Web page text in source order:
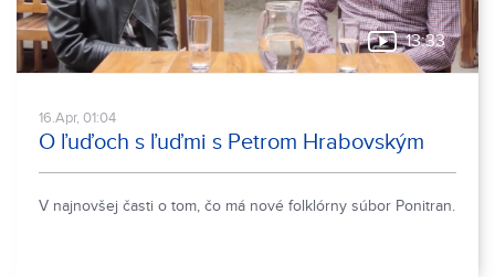
13:33
16.Apr, 01:04
O ľuďoch s ľuďmi s Petrom Hrabovským
V najnovšej časti o tom, čo má nové folklórny súbor Ponitran.